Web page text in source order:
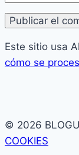
Este sitio usa
cómo se
© 2026
COOKIES